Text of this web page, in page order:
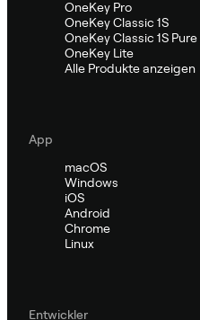
OneKey Pro
OneKey Classic 1S
OneKey Classic 1S Pure
OneKey Lite
Alle Produkte anzeigen
App
macOS
Windows
iOS
Android
Chrome
Linux
Entwickler